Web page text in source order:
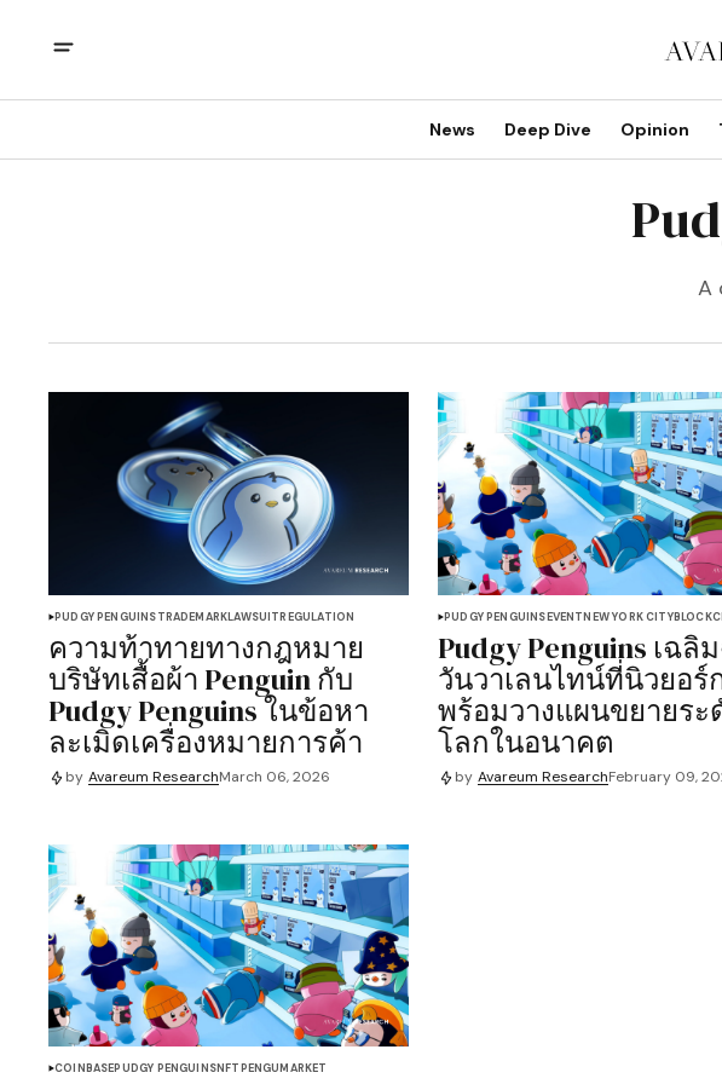
News Deep Dive Opinion
A
PUDGY PENGUINSTRADEMARKLAWSUITREGULATION
ความท้าทายทางกฎหมาย
บริษัทเสื้อผ้า Penguin กับ
Pudgy Penguins ในข้อหา
ละเมิดเครื่องหมายการค้า
by Avareum ResearchMarch 06, 2026
PUDGY PENGUINSEVENTNEW YORK CITY
Pudgy Penguins เฉลิ
วันวาเลนไทน์ที่นิวยอร์
พร้อมวางแผนขยายระ
โลกในอนาคต
by Avareum ResearchFebruary 09,
COINBASEPUDGY PENGUINSNFT PENGU MARKET